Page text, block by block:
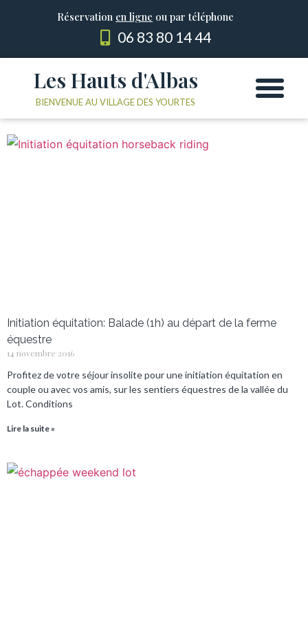
Réservation en ligne ou par téléphone
06 83 80 14 44
Les Hauts d'Albas
BIENVENUE AU VILLAGE DES YOURTES
Initiation équitation: Balade (1h) au départ de la ferme
équestre
14 novembre 2016
Profitez de votre séjour insolite pour une initiation équitation en
couple ou avec vos amis, sur les sentiers équestres de la vallée du
Lot. Conditions
Lire la suite »